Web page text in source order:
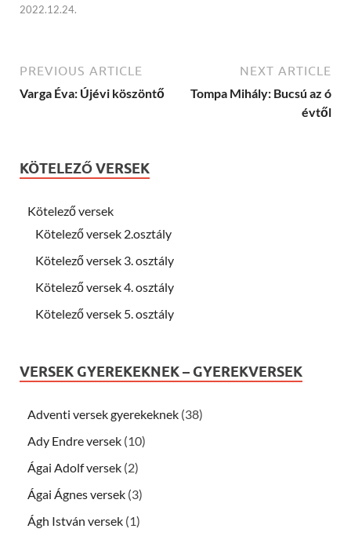
2022.12.24.
PREVIOUS ARTICLE
Varga Éva: Újévi köszöntő
NEXT ARTICLE
Tompa Mihály: Bucsú az ó
évtől
KÖTELEZŐ VERSEK
Kötelező versek
Kötelező versek 2.osztály
Kötelező versek 3. osztály
Kötelező versek 4. osztály
Kötelező versek 5. osztály
VERSEK GYEREKEKNEK – GYEREKVERSEK
Adventi versek gyerekeknek (38)
Ady Endre versek (10)
Ágai Adolf versek (2)
Ágai Ágnes versek (3)
Ágh István versek (1)